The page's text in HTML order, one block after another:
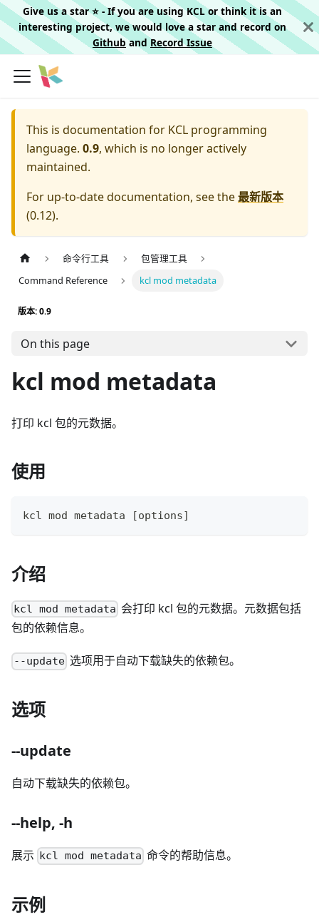
Give us a star ⭐️ - If you are using KCL or think it is an
interesting project, we would love a star and record on
Githuband Record Issue
This is documentation for KCL programming
language. 0.9, which is no longer actively
maintained.
For up-to-date documentation, see the最新版本
(0.12).
命令行工具
包管理工具
Command Reference
kcl mod metadata
版本: 0.9
On this page
kcl mod metadata
打印 kcl 包的元数据。
使用
kcl mod metadata [options]
介绍
kcl mod metadata 会打印 kcl 包的元数据。元数据包括
包的依赖信息。
--update 选项用于自动下载缺失的依赖包。
选项
--update
自动下载缺失的依赖包。
--help, -h
展示 kcl mod metadata 命令的帮助信息。
示例